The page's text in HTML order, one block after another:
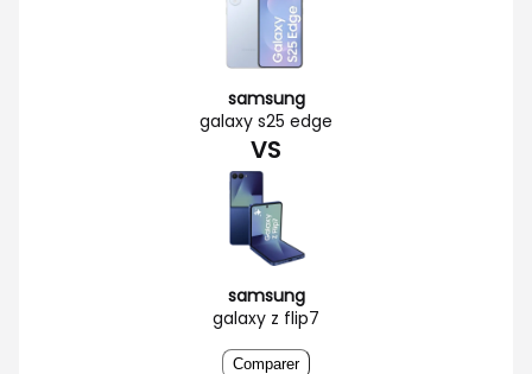
samsung
galaxy s25 edge
VS
samsung
galaxy z flip7
Comparer